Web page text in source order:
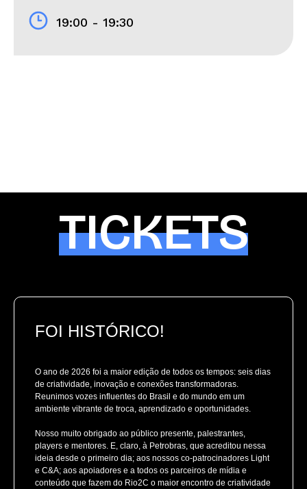
19:00 - 19:30
TICKETS
FOI HISTÓRICO!
O ano de 2026 foi a maior edição de todos os tempos: seis dias
de criatividade, inovação e conexões transformadoras.
Reunimos vozes influentes do Brasil e do mundo em um
ambiente vibrante de troca, aprendizado e oportunidades.
Nosso muito obrigado ao público presente, palestrantes,
players e mentores. E, claro, à Petrobras, que acreditou nessa
ideia desde o primeiro dia; aos nossos co-patrocinadores Light
e C&A; aos apoiadores e a todos os parceiros de mídia e
conteúdo que fazem do Rio2C o maior encontro de criatividade